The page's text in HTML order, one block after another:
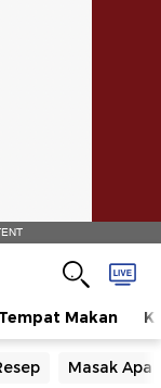
Tempat Makan
Masak Apa